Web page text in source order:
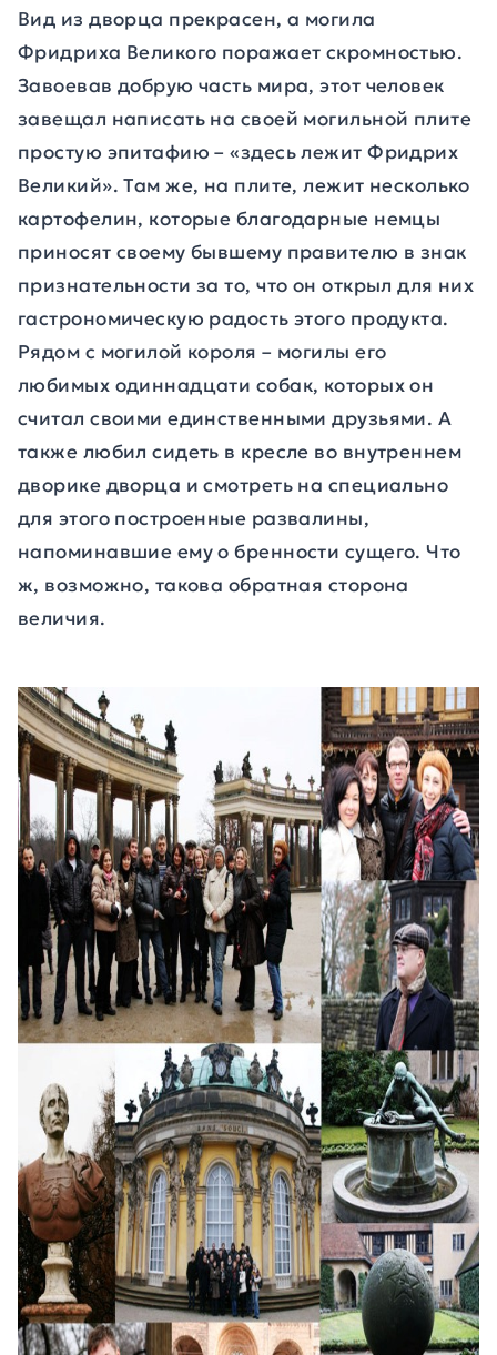
Вид из дворца прекрасен, а могила
Фридриха Великого поражает скромностью.
Завоевав добрую часть мира, этот человек
завещал написать на своей могильной плите
простую эпитафию – «здесь лежит Фридрих
Великий». Там же, на плите, лежит несколько
картофелин, которые благодарные немцы
приносят своему бывшему правителю в знак
признательности за то, что он открыл для них
гастрономическую радость этого продукта.
Рядом с могилой короля – могилы его
любимых одиннадцати собак, которых он
считал своими единственными друзьями. А
также любил сидеть в кресле во внутреннем
дворике дворца и смотреть на специально
для этого построенные развалины,
напоминавшие ему о бренности сущего. Что
ж, возможно, такова обратная сторона
величия.